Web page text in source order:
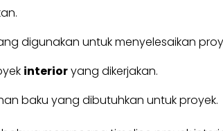
digunakan untuk menyelesaikan
interioryang dikerjakan.
baku yang dibutuhkan untuk proyek.